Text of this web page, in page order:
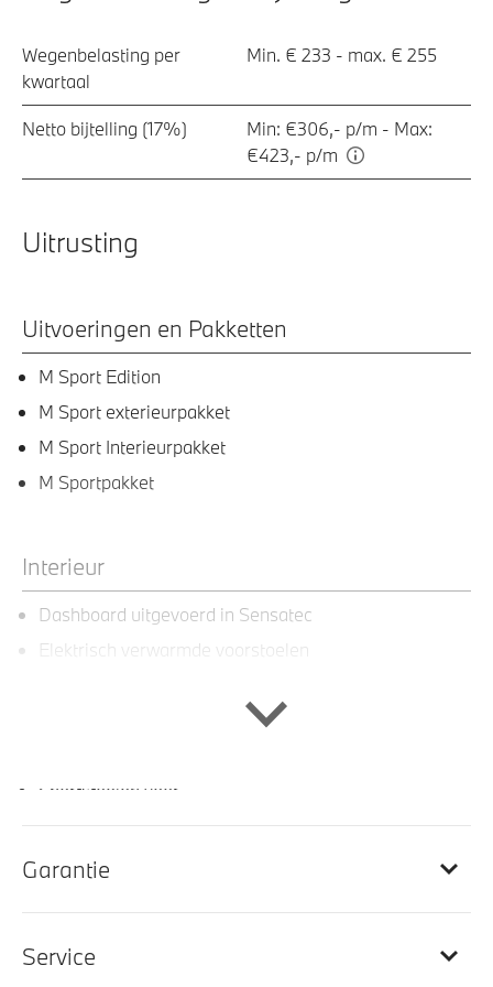
Wegenbelasting per
kwartaal
Min. € 233 - max. € 255
Netto bijtelling (17%)
Min: €306,- p/m - Max:
€423,- p/m
Uitrusting
Uitvoeringen en Pakketten
M Sport Edition
M Sport exterieurpakket
M Sport Interieurpakket
M Sportpakket
Interieur
Dashboard uitgevoerd in Sensatec
Elektrisch verwarmde voorstoelen
M Hemelbekleding in Anthrazit uitgevoerd
Sportstoelen voor
Sportstuur
Entertainment en communicatie
BMW TeleServices
Garantie
Service